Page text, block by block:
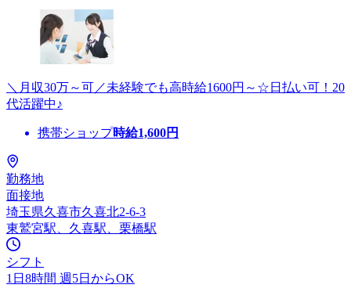
＼月収30万～可／未経験でも高時給1600円～☆日払い可！20
代活躍中♪
携帯ショップ時給1,600円
勤務地
面接地
埼玉県久喜市久喜北2-6-3
東鷲宮駅、久喜駅、栗橋駅
シフト
1日8時間 週5日からOK